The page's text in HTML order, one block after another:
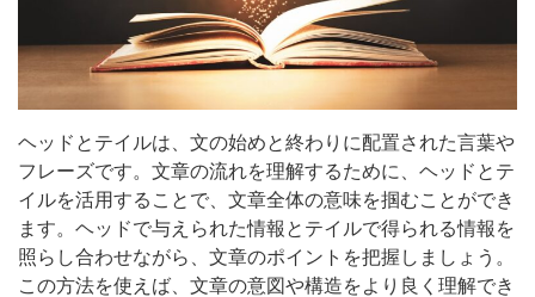
ヘッドとテイルは、文の始めと終わりに配置された言葉や
フレーズです。文章の流れを理解するために、ヘッドとテ
イルを活用することで、文章全体の意味を掴むことができ
ます。ヘッドで与えられた情報とテイルで得られる情報を
照らし合わせながら、文章のポイントを把握しましょう。
この方法を使えば、文章の意図や構造をより良く理解でき